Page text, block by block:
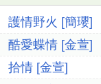
護情野火 [簡瓔]
酷愛蝶情 [金萱]
拾情 [金萱]